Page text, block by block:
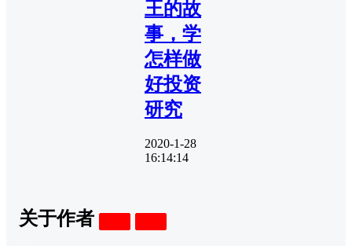
王的故
事，学
怎样做
好投资
研究
2020-1-28
16:14:14
关于作者